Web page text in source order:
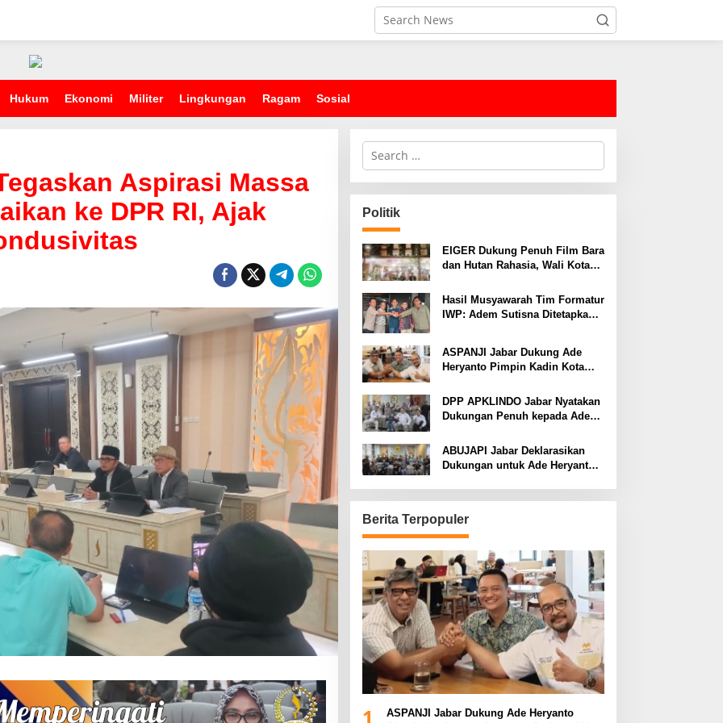
Hukum Ekonomi Militer Lingkungan Ragam Sosial
Aspirasi Massa
ke DPR RI, Ajak
S
r
c
h
f
o
r
:
Politik
EIGER Dukung Penuh Film Bara
dan Hutan Rahasia, Wali Kota
Hasil Musyawarah Tim Formatur
IWP: Adem Sutisna Ditetapkan
ASPANJI Jabar Dukung Ade
Heryanto Pimpin Kadin Kota
DPP APKLINDO Jabar Nyatakan
Dukungan Penuh kepada Ade
Bandung
ABUJAPI Jabar Deklarasikan
Dukungan untuk Ade Heryanto
Berita Terpopuler
1
ASPANJI Jabar Dukung Ade Heryanto